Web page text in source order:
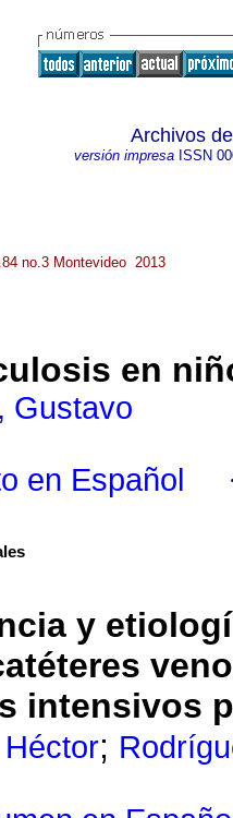
Archivos
versión impresaISSN
no.3 Montevideo 2013
en
Gustavo
en Español
y
intensivos
;